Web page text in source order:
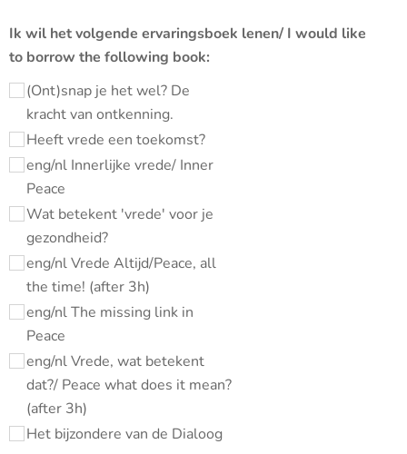
Ik wil het volgende ervaringsboek lenen/ I would like
to borrow the following book:
(Ont)snap je het wel? De
kracht van ontkenning.
Heeft vrede een toekomst?
eng/nl Innerlijke vrede/ Inner
Peace
Wat betekent 'vrede' voor je
gezondheid?
eng/nl Vrede Altijd/Peace, all
the time! (after 3h)
eng/nl The missing link in
Peace
eng/nl Vrede, wat betekent
dat?/ Peace what does it mean?
(after 3h)
Het bijzondere van de Dialoog